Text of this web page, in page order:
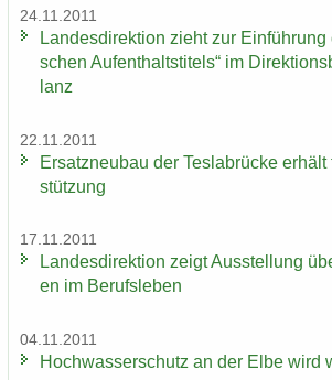
24.11.2011
Lan­des­di­rek­ti­on zieht zur
schen Auf­ent­halts­ti­tels“ im
lanz
22.11.2011
Er­satz­neu­bau der Tes­la­b­rü­cke
stüt­zung
17.11.2011
Lan­des­di­rek­ti­on zeigt Aus­stel­lung
en im Be­rufs­le­ben
04.11.2011
Hoch­was­ser­schutz an der Elbe wird